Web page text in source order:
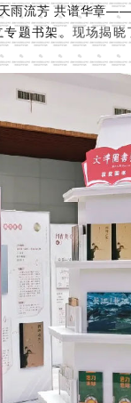
雨流芳 共谱华章
专题书架。 现场揭晓